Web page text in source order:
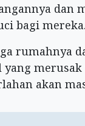
dan
bagi
rumahnya
merusak
akan